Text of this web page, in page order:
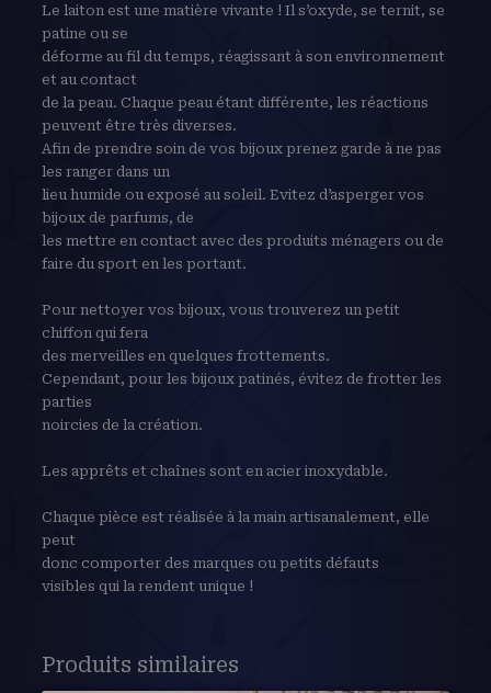
Le laiton est une matière vivante ! Il s’oxyde, se ternit, se
patine ou se
déforme au fil du temps, réagissant à son environnement
et au contact
de la peau. Chaque peau étant différente, les réactions
peuvent être très diverses.
Afin de prendre soin de vos bijoux prenez garde à ne pas
les ranger dans un
lieu humide ou exposé au soleil. Evitez d’asperger vos
bijoux de parfums, de
les mettre en contact avec des produits ménagers ou de
faire du sport en les portant.
Pour nettoyer vos bijoux, vous trouverez un petit
chiffon qui fera
des merveilles en quelques frottements.
Cependant, pour les bijoux patinés, évitez de frotter les
parties
noircies de la création.
Les apprêts et chaînes sont en acier inoxydable.
Chaque pièce est réalisée à la main artisanalement, elle
peut
donc comporter des marques ou petits défauts
visibles qui la rendent unique !
Produits similaires